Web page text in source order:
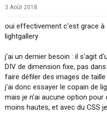
3 Août 2018
oui effectivement c'est grace à
lightgallery
j'ai un dernier besoin : il s'agit
DIV de dimension fixe, pas
faire défiler des images de
j'ai donc essayer le copain de
mais je n'ai aucune option
moins hautes, et avec du CSS